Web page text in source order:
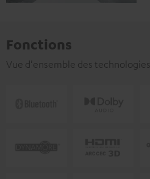
Fonctions
Vue d'ensemble des technologies